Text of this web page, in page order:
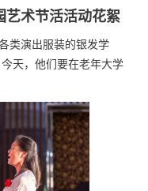
艺术节活活动花絮
类演出服装的银发学
天，他们要在老年大学